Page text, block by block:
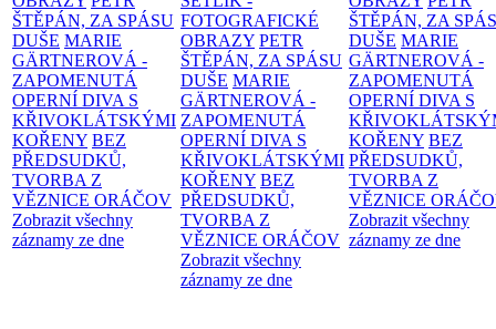
ŠTĚPÁN, ZA SPÁSU
DUŠE MARIE
GÄRTNEROVÁ -
ZAPOMENUTÁ
OPERNÍ DIVA S
KŘIVOKLÁTSKÝMI
KOŘENY BEZ
PŘEDSUDKŮ,
TVORBA Z
VĚZNICE ORÁČOV
Zobrazit všechny
záznamy ze dne
FOTOGRAFICKÉ
OBRAZY PETR
ŠTĚPÁN, ZA SPÁSU
DUŠE MARIE
GÄRTNEROVÁ -
ZAPOMENUTÁ
OPERNÍ DIVA S
KŘIVOKLÁTSKÝMI
KOŘENY BEZ
PŘEDSUDKŮ,
TVORBA Z
VĚZNICE ORÁČOV
Zobrazit všechny
záznamy ze dne
ŠTĚPÁN, ZA
DUŠE MARIE
GÄRTNEROVÁ -
ZAPOMENUTÁ
OPERNÍ DIVA S
KOŘENY BEZ
PŘEDSUDKŮ,
TVORBA Z
VĚZNICE
Zobrazit všechny
záznamy ze dne